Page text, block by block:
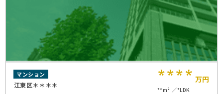
マンション
江東区＊＊＊＊ **** 万円
**m² *LDK